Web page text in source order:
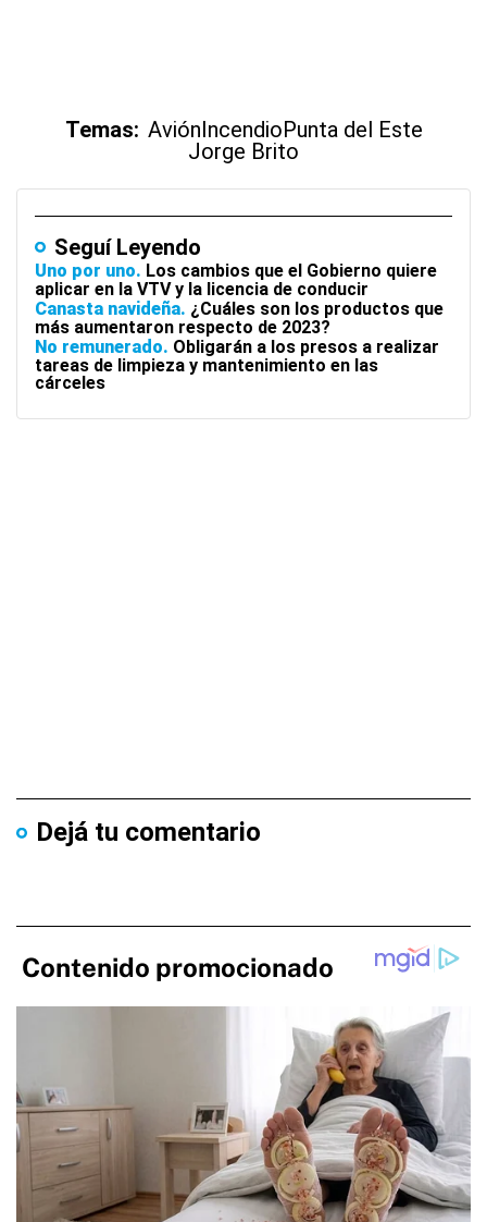
Temas: AviónIncendioPunta del Este
Jorge Brito
Seguí Leyendo
Uno por uno Los cambios que el Gobierno quiere
aplicar en la VTV y la licencia de conducir
Canasta navideña ¿Cuáles son los productos que
más aumentaron respecto de 2023?
No remunerado Obligarán a los presos a realizar
tareas de limpieza y mantenimiento en las
cárceles
Dejá tu comentario